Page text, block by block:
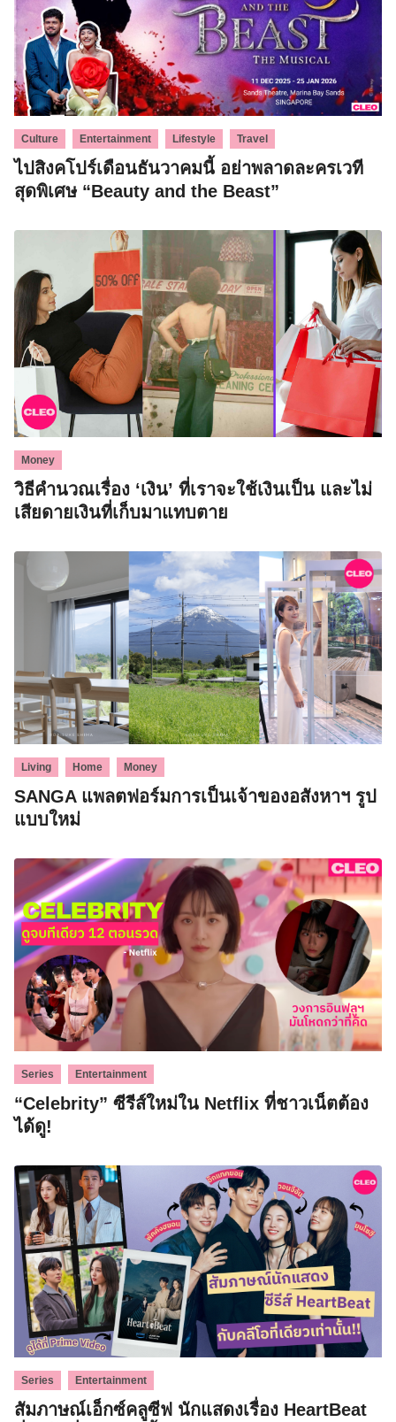
Culture Entertainment Lifestyle Travel
ไปสิงคโปร์เดือนธันวาคมนี้ อย่าพลาดละครเวที
สุดพิเศษ “Beauty and the Beast”
Money
วิธีคำนวณเรื่อง ‘เงิน’ ที่เราจะใช้เงินเป็น และไม่
เสียดายเงินที่เก็บมาแทบตาย
Living Home Money
SANGA แพลตฟอร์มการเป็นเจ้าของอสังหาฯ รูป
แบบใหม่
Series Entertainment
“Celebrity” ซีรีส์ใหม่ใน Netflix ที่ชาวเน็ตต้อง
ได้ดู!
Series Entertainment
สัมภาษณ์เอ็กซ์คลูซีฟ นักแสดงเรื่อง HeartBeat